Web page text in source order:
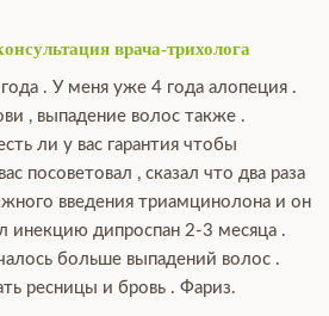
врача-трихолога
. У меня уже 4 года алопеция .
, выпадение волос также .
ли у вас гарантия чтобы
посоветовал , сказал что два раза
введения триамцинолона и он
инекцию дипроспан 2-3 месяца .
больше выпадений волос .
ресницы и бровь . Фариз.